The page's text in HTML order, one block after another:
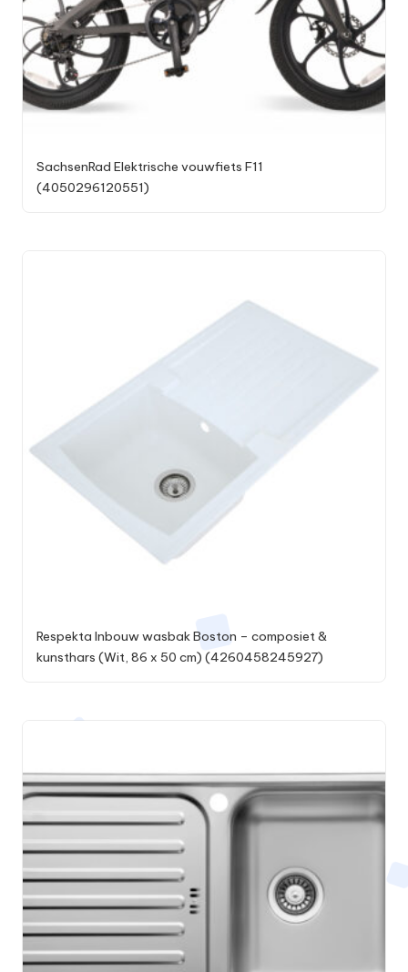
SachsenRad Elektrische vouwfiets F11
(4050296120551)
Respekta Inbouw wasbak Boston – composiet &
kunsthars (Wit, 86 x 50 cm) (4260458245927)